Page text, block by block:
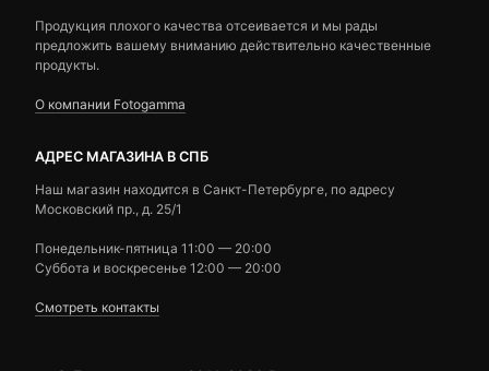
Продукция плохого качества отсеивается и мы рады
предложить вашему вниманию действительно качественные
продукты.
О компании Fotogamma
АДРЕС МАГАЗИНА В СПБ
Наш магазин находится в Санкт-Петербурге, по адресу
Московский пр., д. 25/1
Понедельник-пятница 11:00 — 20:00
Суббота и воскресенье 12:00 — 20:00
Смотреть контакты